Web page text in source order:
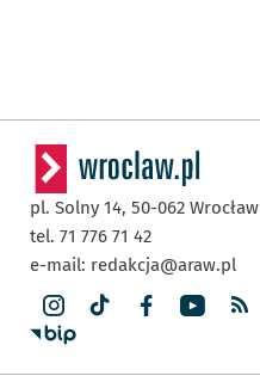
pl. Solny 14, 50-062 Wrocław
tel. 71 776 71 42
e-mail: redakcja@araw.pl